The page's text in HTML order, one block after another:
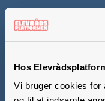
Hos
Vi bruger cookies for
Om Medlemmer